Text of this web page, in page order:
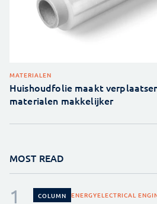
MATERIALEN
Huishoudfolie maakt
materialen makkelijker
MOST READ
COLUMN ENERGYELECTRICAL